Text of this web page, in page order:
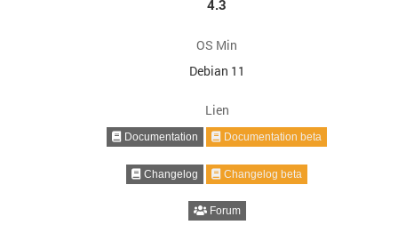
4.3
OS Min
Debian 11
Lien
Documentation Documentation beta
Changelog Changelog beta
Forum